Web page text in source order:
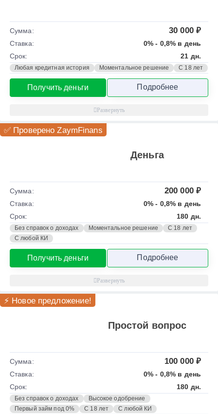
Сумма: 30 000 ₽
Ставка:
0% - 0,8% в день
Срок:
21 дн.
Любая кредитная история Моментальное решение С 18 лет
Получить деньги Подробнее
✅ Проверено ZaymFinans
Деньга
Сумма: 200 000 ₽
Ставка:
0% - 0,8% в день
Срок:
180 дн.
Без справок о доходах Моментальное решение
С 18 лет
С любой КИ
Получить деньги Подробнее
⚡ Новое предложение!
Простой вопрос
Сумма: 100 000 ₽
Ставка:
0% - 0,8% в день
Срок:
180 дн.
Без справок о доходах
Высокое одобрение
Первый займ под 0%
С 18 лет С любой КИ